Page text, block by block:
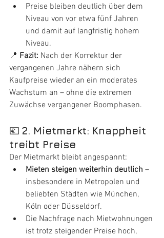
Preise bleiben deutlich über dem
Niveau von vor etwa fünf Jahren
und damit auf langfristig hohem
Niveau.
📍 Fazit: Nach der Korrektur der
vergangenen Jahre nähern sich
Kaufpreise wieder an ein moderates
Wachstum an – ohne die extremen
Zuwächse vergangener Boomphasen.
💶 2. Mietmarkt: Knappheit
treibt Preise
Der Mietmarkt bleibt angespannt:
Mieten steigen weiterhin deutlich –
insbesondere in Metropolen und
beliebten Städten wie München,
Köln oder Düsseldorf.
Die Nachfrage nach Mietwohnungen
ist trotz steigender Preise hoch,